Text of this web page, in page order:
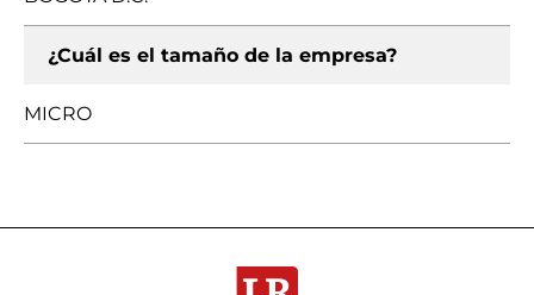
¿Cuál es el tamaño de la empresa?
MICRO